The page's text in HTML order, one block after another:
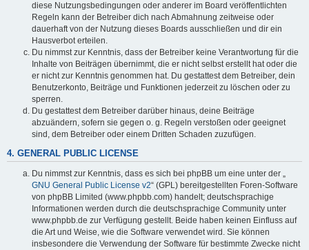
diese Nutzungsbedingungen oder anderer im Board veröffentlichten
Regeln kann der Betreiber dich nach Abmahnung zeitweise oder
dauerhaft von der Nutzung dieses Boards ausschließen und dir ein
Hausverbot erteilen.
Du nimmst zur Kenntnis, dass der Betreiber keine Verantwortung für die
Inhalte von Beiträgen übernimmt, die er nicht selbst erstellt hat oder die
er nicht zur Kenntnis genommen hat. Du gestattest dem Betreiber, dein
Benutzerkonto, Beiträge und Funktionen jederzeit zu löschen oder zu
sperren.
Du gestattest dem Betreiber darüber hinaus, deine Beiträge
abzuändern, sofern sie gegen o. g. Regeln verstoßen oder geeignet
sind, dem Betreiber oder einem Dritten Schaden zuzufügen.
4. GENERAL PUBLIC LICENSE
Du nimmst zur Kenntnis, dass es sich bei phpBB um eine unter der „
GNU General Public License v2“ (GPL) bereitgestellten Foren-Software
von phpBB Limited (www.phpbb.com) handelt; deutschsprachige
Informationen werden durch die deutschsprachige Community unter
www.phpbb.de zur Verfügung gestellt. Beide haben keinen Einfluss auf
die Art und Weise, wie die Software verwendet wird. Sie können
insbesondere die Verwendung der Software für bestimmte Zwecke nicht